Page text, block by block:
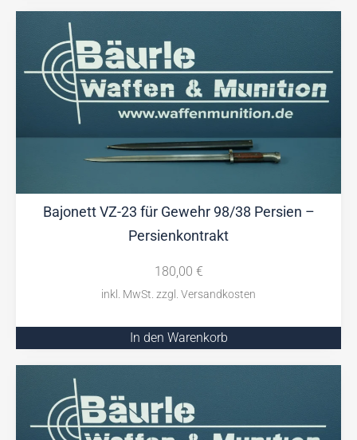
Bajonett VZ-23 für Gewehr 98/38 Persien –
Persienkontrakt
180,00 €
In den Warenkorb